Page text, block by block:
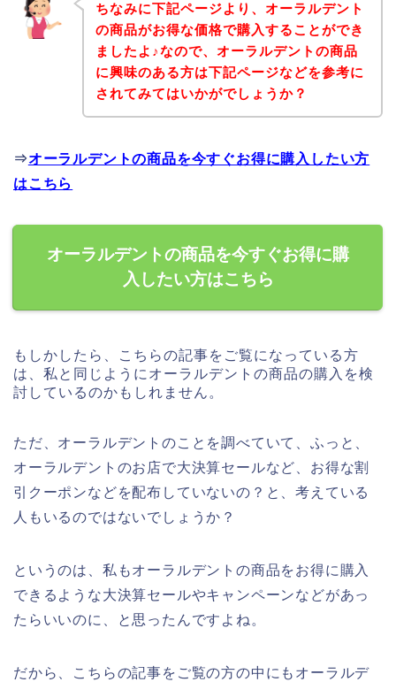
ちなみに下記ページより、オーラルデント
の商品がお得な価格で購入することができ
ましたよ♪なので、オーラルデントの商品
に興味のある方は下記ページなどを参考に
されてみてはいかがでしょうか？
⇒オーラルデントの商品を今すぐお得に購入したい方
はこちら
オーラルデントの商品を今すぐお得に購
入したい方はこちら
もしかしたら、こちらの記事をご覧になっている方
は、私と同じようにオーラルデントの商品の購入を検
討しているのかもしれません。
ただ、オーラルデントのことを調べていて、ふっと、
オーラルデントのお店で大決算セールなど、お得な割
引クーポンなどを配布していないの？と、考えている
人もいるのではないでしょうか？
というのは、私もオーラルデントの商品をお得に購入
できるような大決算セールやキャンペーンなどがあっ
たらいいのに、と思ったんですよね。
だから、こちらの記事をご覧の方の中にもオーラルデ